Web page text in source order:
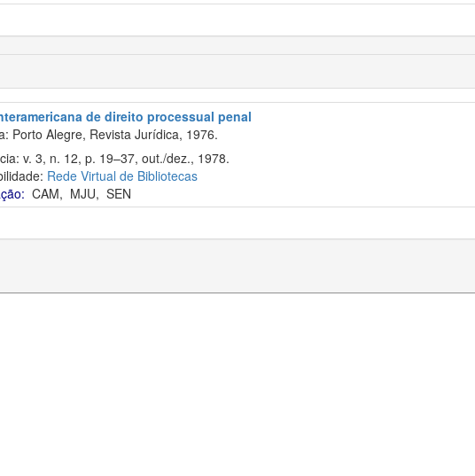
de direito processual penal
Porto Alegre, Revista Jurídica, 1976.
v. 3, n. 12, p. 19–37, out./dez., 1978.
Rede Virtual de Bibliotecas
CAM, MJU, SEN